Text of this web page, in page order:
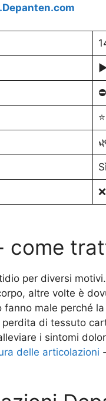
come
per diversi
altre volte è
male perché
di tessuto
i sintomi
delle articolazioni